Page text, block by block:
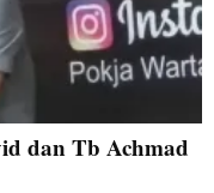
dan Tb Achmad